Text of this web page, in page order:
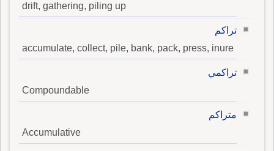
drift, gathering, piling up
تراكم
accumulate, collect, pile, bank, pack, press, inure
تراكمي
Compoundable
متراكم
Accumulative